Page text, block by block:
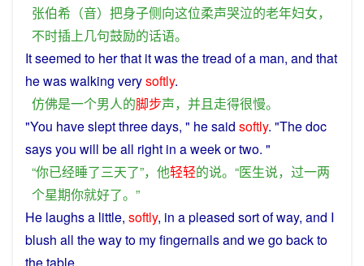
张伯希 （音） 把身子侧向这位柔声哭泣的老年妇女，
不时插上几句鼓励的话语。
Itseemed to her that itwasthetread ofa man, and that
hewaswalking verysoftly.
仿佛是一个男人的脚步声， 并且走得很慢。
"You havesleptthreedays, " hesaid softly. "Thedoc
saysyou will be all right in aweekortwo. "
“你已经睡了三天了”， 他轻轻的说。“医生说， 过一两
个星期你就好了。”
He laughsa little, softly, in apleased sort of way, and I
blush all the way to myfingernailsand wegobackto